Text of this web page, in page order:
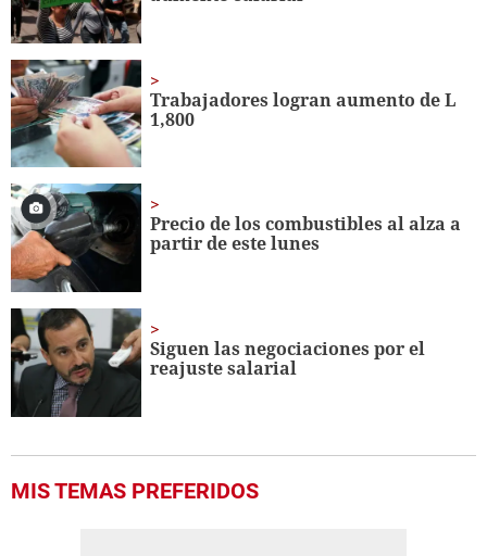
Trabajadores logran aumento de L
1,800
Precio de los combustibles al alza a
partir de este lunes
Siguen las negociaciones por el
reajuste salarial
MIS TEMAS PREFERIDOS